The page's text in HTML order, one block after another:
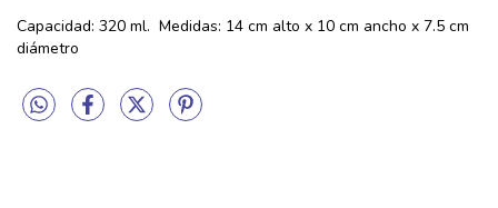
Capacidad: 320 ml. Medidas: 14 cm alto x 10 cm ancho x 7.5 cm
diámetro